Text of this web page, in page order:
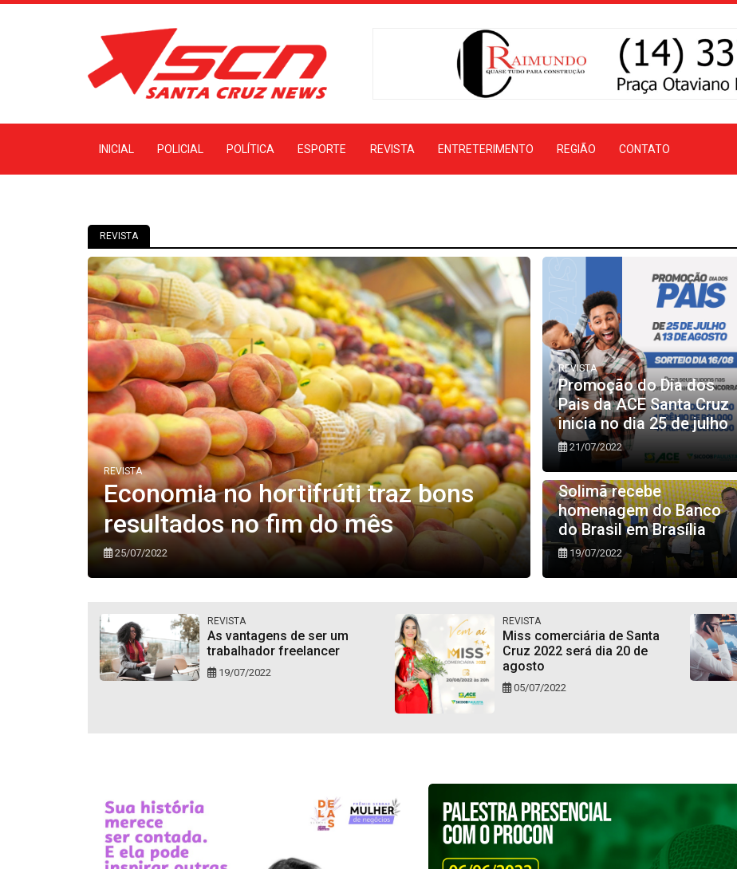
INICIAL POLICIAL POLÍTICA ESPORTE REVISTA ENTRETERIMENTO REGIÃO CONTATO
REVISTA
REVISTA
Economia no hortifrúti traz bons
resultados no fim do mês
25/07/2022
REVISTA
Promoção do Dia dos
Pais da ACE Santa Cruz
inicia no dia 25 de julho
21/07/2022
REVISTA
Solimã recebe
homenagem do Banco
do Brasil em Brasília
19/07/2022
REVISTA
As vantagens de ser um
trabalhador freelancer
19/07/2022
REVISTA
Miss comerciária de Santa
Cruz 2022 será dia 20 de
agosto
05/07/2022